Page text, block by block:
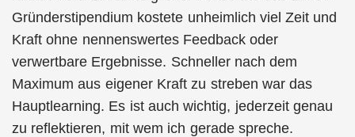
Gründerstipendium kostete unheimlich viel Zeit und
Kraft ohne nennenswertes Feedback oder
verwertbare Ergebnisse. Schneller nach dem
Maximum aus eigener Kraft zu streben war das
Hauptlearning. Es ist auch wichtig, jederzeit genau
zu reflektieren, mit wem ich gerade spreche.